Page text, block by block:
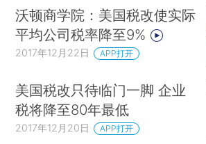
沃顿商学院：美国税改使实际
平均公司税率降至9%
2017年12月22日 APP打开
美国税改只待临门一脚 企业
税将降至80年最低
2017年12月20日 APP打开